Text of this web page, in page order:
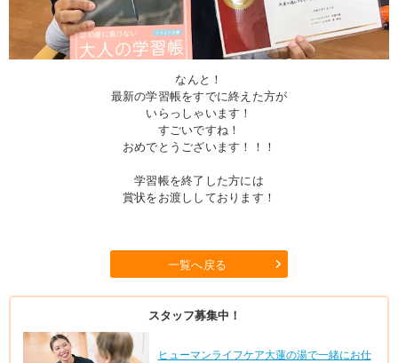
なんと！
最新の学習帳をすでに終えた方が
いらっしゃいます！
すごいですね！
おめでとうございます！！！
学習帳を終了した方には
賞状をお渡ししております！
一覧へ戻る
スタッフ募集中！
ヒューマンライフケア大蓮の湯で一緒にお仕